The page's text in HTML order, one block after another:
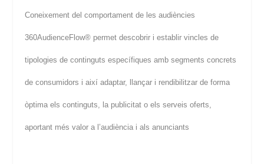
Coneixement del comportament de les audiències
360AudienceFlow® permet descobrir i establir vincles de
tipologies de continguts específiques amb segments concrets
de consumidors i així adaptar, llançar i rendibilitzar de forma
òptima els continguts, la publicitat o els serveis oferts,
aportant més valor a l’audiència i als anunciants